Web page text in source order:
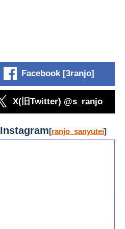
Facebook [3ranjo]
X(旧Twitter) @s_ranjo
Instagram[ranjo_sanyutei]